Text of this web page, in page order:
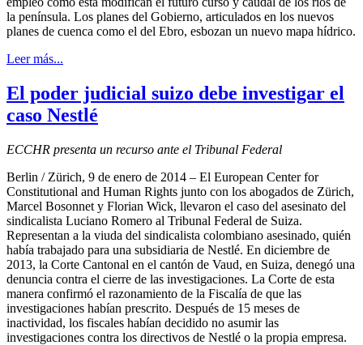
la península. Los planes del Gobierno, articulados en los nuevos
planes de cuenca como el del Ebro, esbozan un nuevo mapa hídrico.
Leer más...
El poder judicial suizo debe investigar el
caso Nestlé
ECCHR presenta un recurso ante el Tribunal Federal
Berlin / Zürich, 9 de enero de 2014 – El European Center for
Constitutional and Human Rights junto con los abogados de Zürich,
Marcel Bosonnet y Florian Wick, llevaron el caso del asesinato del
sindicalista Luciano Romero al Tribunal Federal de Suiza.
Representan a la viuda del sindicalista colombiano asesinado, quién
había trabajado para una subsidiaria de Nestlé. En diciembre de
2013, la Corte Cantonal en el cantón de Vaud, en Suiza, denegó una
denuncia contra el cierre de las investigaciones. La Corte de esta
manera confirmó el razonamiento de la Fiscalía de que las
investigaciones habían prescrito. Después de 15 meses de
inactividad, los fiscales habían decidido no asumir las
investigaciones contra los directivos de Nestlé o la propia empresa.